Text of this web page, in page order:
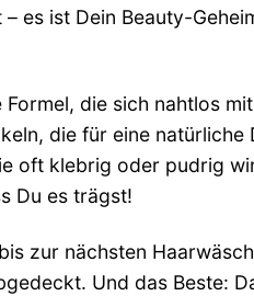
es ist Dein Beauty-
die sich nahtlos
die für eine natürliche
oft klebrig oder pudrig
Du es trägst!
zur nächsten
Und das Beste: